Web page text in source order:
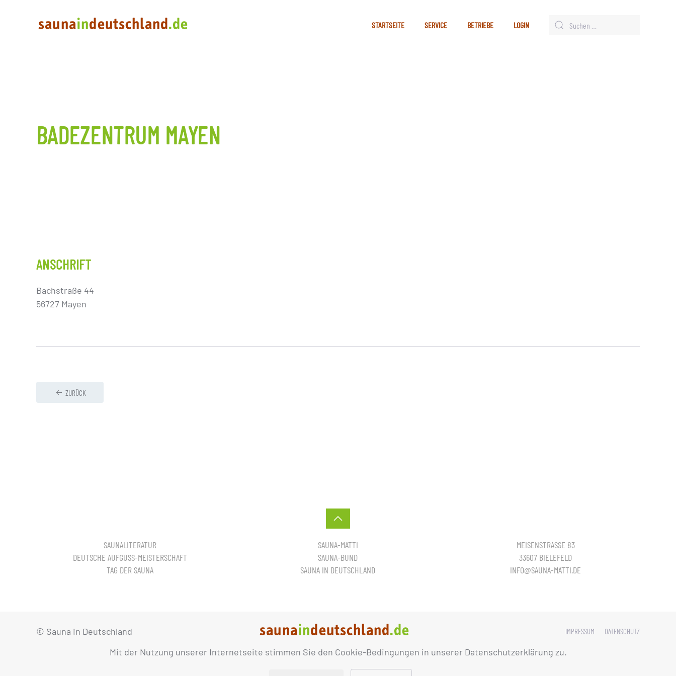
Mit der Nutzung unserer Internetseite stimmen Sie den Cookie-Bedingungen in unserer Datenschutzerklärung zu.
STARTSEITE SERVICE BETRIEBE LOGIN
BADEZENTRUM MAYEN
ANSCHRIFT
Bachstraße 44
56727 Mayen
ZURÜCK
SAUNALITERATUR
DEUTSCHE AUFGUSS-MEISTERSCHAFT
TAG DER SAUNA
SAUNA-MATTI
SAUNA-BUND
SAUNA IN DEUTSCHLAND
MEISENSTRASSE 83
33607 BIELEFELD
INFO@SAUNA-MATTI.DE
© Sauna in Deutschland IMPRESSUM DATENSCHUTZ